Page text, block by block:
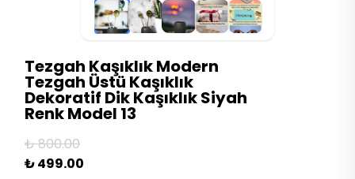
Tezgah Kaşıklık Modern
Tezgah Üstü Kaşıklık
Dekoratif Dik Kaşıklık Siyah
Renk Model 13
₺ 800.00
₺ 499.00